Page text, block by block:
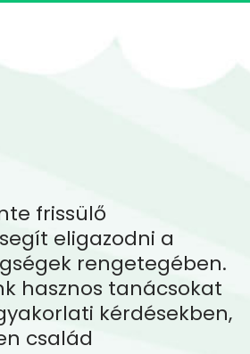
frissülő
eligazodni a
rengetegében.
hasznos tanácsokat
kérdésekben,
család